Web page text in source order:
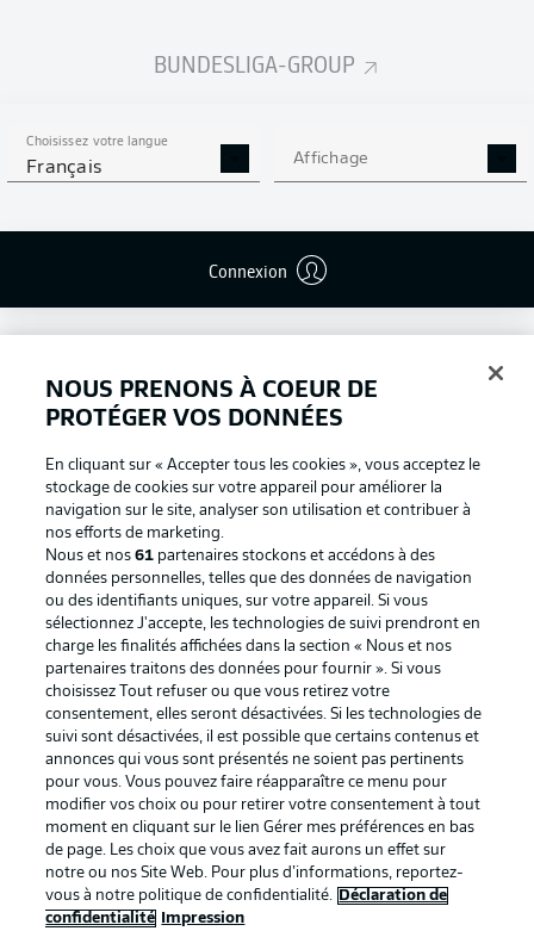
BUNDESLIGA-GROUP
Choisissez votre langue
Français Affichage
Connexion
Football as it's meant to be
BUNDESLIGA APP
Proposé par
NOUS PRENONS À COEUR DE
PROTÉGER VOS DONNÉES
En cliquant sur « Accepter tous les cookies », vous acceptez le
stockage de cookies sur votre appareil pour améliorer la
navigation sur le site, analyser son utilisation et contribuer à
nos efforts de marketing.
Nous et nos61 partenaires stockons et accédons à des
données personnelles, telles que des données de navigation
ou des identifiants uniques, sur votre appareil. Si vous
sélectionnez J'accepte, les technologies de suivi prendront en
charge les finalités affichées dans la section « Nous et nos
partenaires traitons des données pour fournir ». Si vous
choisissez Tout refuser ou que vous retirez votre
consentement, elles seront désactivées. Si les technologies de
suivi sont désactivées, il est possible que certains contenus et
annonces qui vous sont présentés ne soient pas pertinents
pour vous. Vous pouvez faire réapparaître ce menu pour
modifier vos choix ou pour retirer votre consentement à tout
moment en cliquant sur le lien Gérer mes préférences en bas
de page. Les choix que vous avez fait aurons un effet sur
notre ou nos Site Web. Pour plus d’informations, reportez-
vous à notre politique de confidentialité.
Déclaration de
confidentialité
Impression